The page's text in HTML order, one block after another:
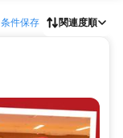
条件保存 関連度順